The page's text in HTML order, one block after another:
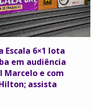
Escala 6×1 lota
em audiência
Marcelo e com
assista